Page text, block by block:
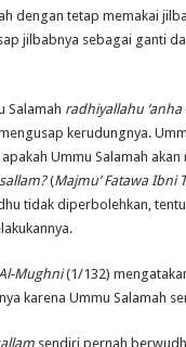
dengan tetap memakai
jilbabnya sebagai ganti
Salamah radhiyallahu ‘anha
kerudungnya.
Ummu Salamah
(Majmu’ Fatawa Ibni
tidak diperbolehkan,
Mughni(1/132)
karena Ummu Salamah
sendiri pernah